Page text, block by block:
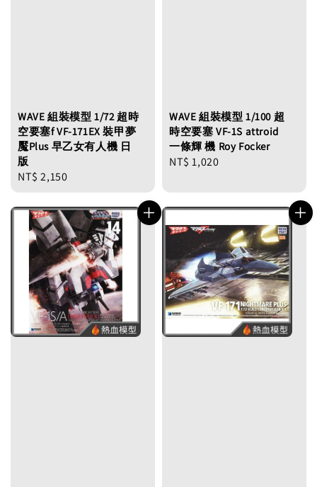
WAVE 組裝模型 1/72 超時
空要塞f VF-171EX 裝甲夢
魘Plus 早乙女有人機 日
版
Regular
NT$ 2,150
WAVE 組裝模型 1/100 超
時空要塞 VF-1S attroid
一條輝 機 Roy Focker
Regular
NT$ 1,020